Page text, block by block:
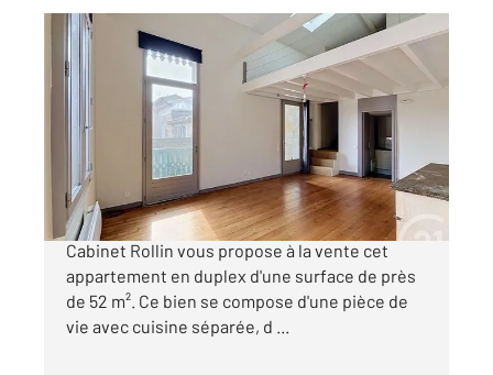
BORDEAUX 33
51,68 m
, 2 pièces
Ref : 26760
Appartement T2 à vendre
285 000 €
RUE DE LA COURSE JARDIN PUBLIC Century 21
Cabinet Rollin vous propose à la vente cet
appartement en duplex d'une surface de près
de 52 m². Ce bien se compose d'une pièce de
vie avec cuisine séparée, d ...